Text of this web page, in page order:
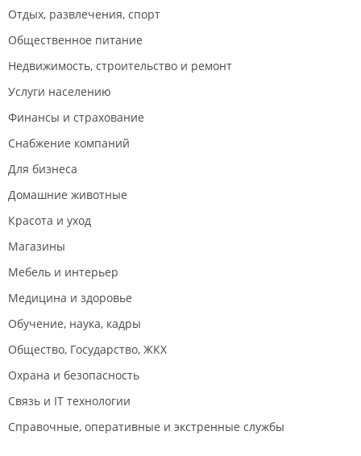
Отдых, развлечения, спорт
Общественное питание
Недвижимость, строительство и ремонт
Услуги населению
Финансы и страхование
Снабжение компаний
Для бизнеса
Домашние животные
Красота и уход
Магазины
Мебель и интерьер
Медицина и здоровье
Обучение, наука, кадры
Общество, Государство, ЖКХ
Охрана и безопасность
Связь и IT технологии
Справочные, оперативные и экстренные службы